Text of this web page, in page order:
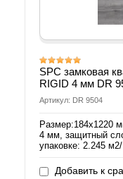
SPC замковая
RIGID 4 мм DR
Артикул: DR 9504
Размер:184х1220
4 мм, защитный
упаковке: 2.245
Добавить к